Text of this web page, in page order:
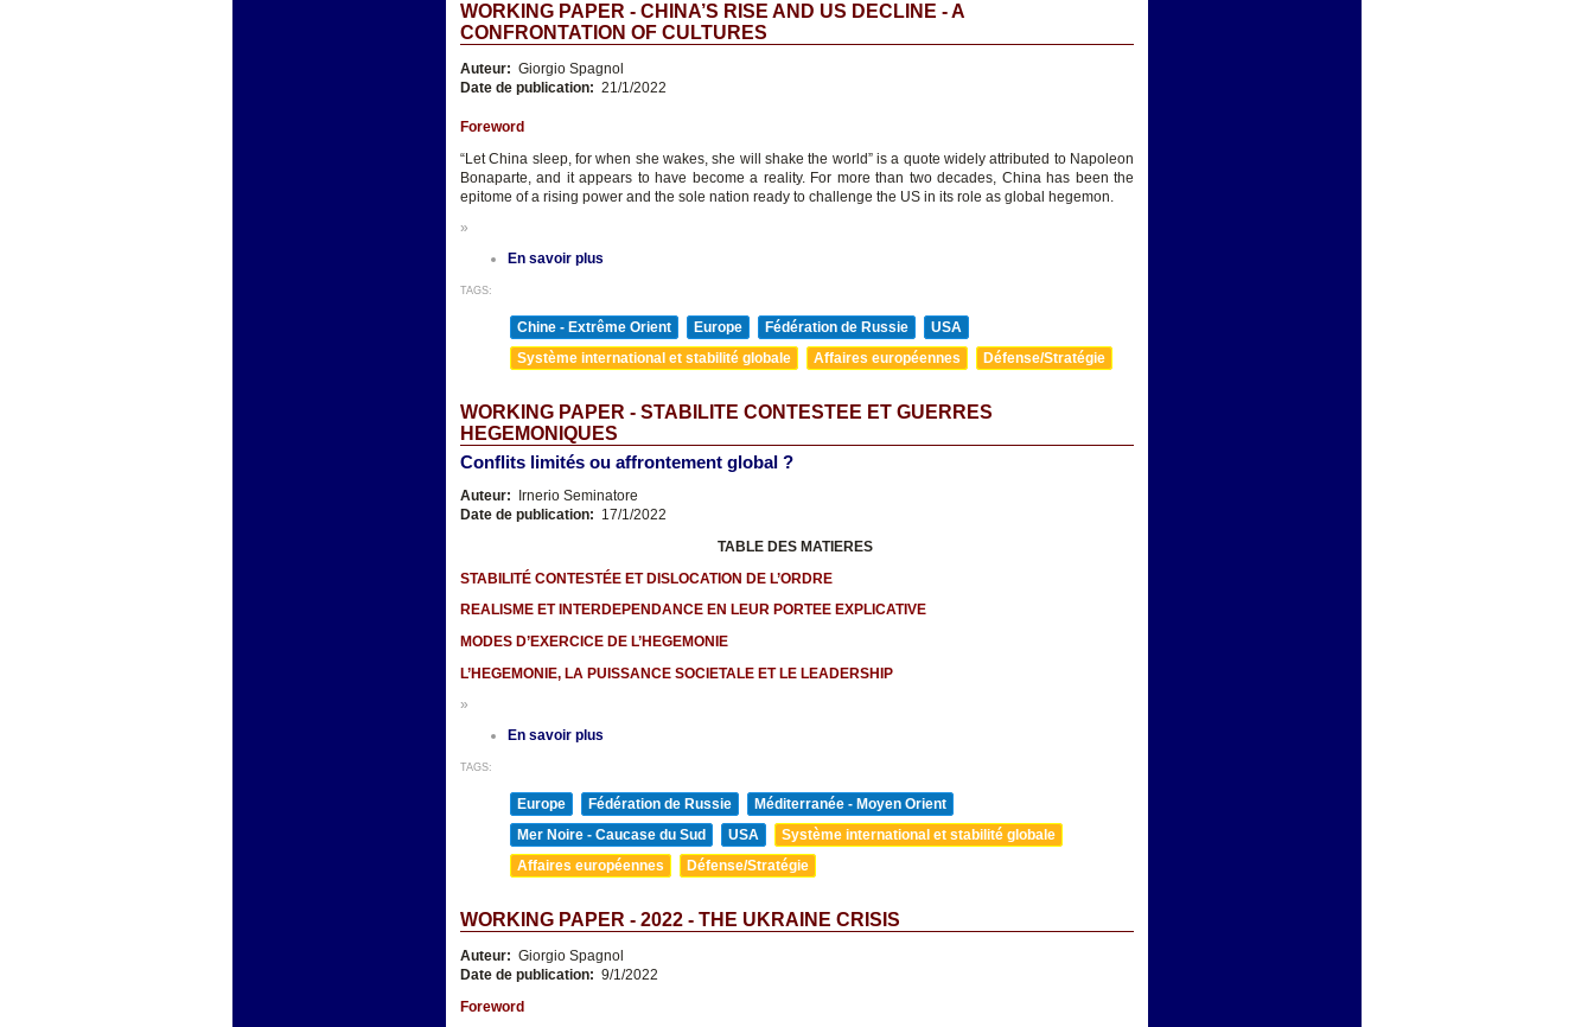
WORKING PAPER - CHINA’S RISE AND US DECLINE - A
CONFRONTATION OF CULTURES
Auteur: Giorgio Spagnol
Date de publication: 21/1/2022
Foreword
“Let China sleep, for when she wakes, she will shake the world” is a quote widely attributed to Napoleon
Bonaparte, and it appears to have become a reality. For more than two decades, China has been the
epitome of a rising power and the sole nation ready to challenge the US in its role as global hegemon.
»
En savoir plus
TAGS:
Chine - Extrême Orient Europe Fédération de Russie
USA
Système international et stabilité globale
Affaires européennes Défense/Stratégie
WORKING PAPER - STABILITE CONTESTEE ET GUERRES
HEGEMONIQUES
Conflits limités ou affrontement global ?
Auteur:
Irnerio Seminatore
Date de publication: 17/1/2022
TABLE DES MATIERES
STABILITÉ CONTESTÉE ET DISLOCATION DE L’ORDRE
REALISME ET INTERDEPENDANCE EN LEUR PORTEE EXPLICATIVE
MODES D’EXERCICE DE L’HEGEMONIE
L’HEGEMONIE, LA PUISSANCE SOCIETALE ET LE LEADERSHIP
»
En savoir plus
TAGS:
Europe Fédération de Russie
Méditerranée - Moyen Orient
Mer Noire - Caucase du Sud
USA
Système international et stabilité globale
Affaires européennes
Défense/Stratégie
WORKING PAPER - 2022 - THE UKRAINE CRISIS
Auteur: Giorgio Spagnol
Date de publication: 9/1/2022
Foreword